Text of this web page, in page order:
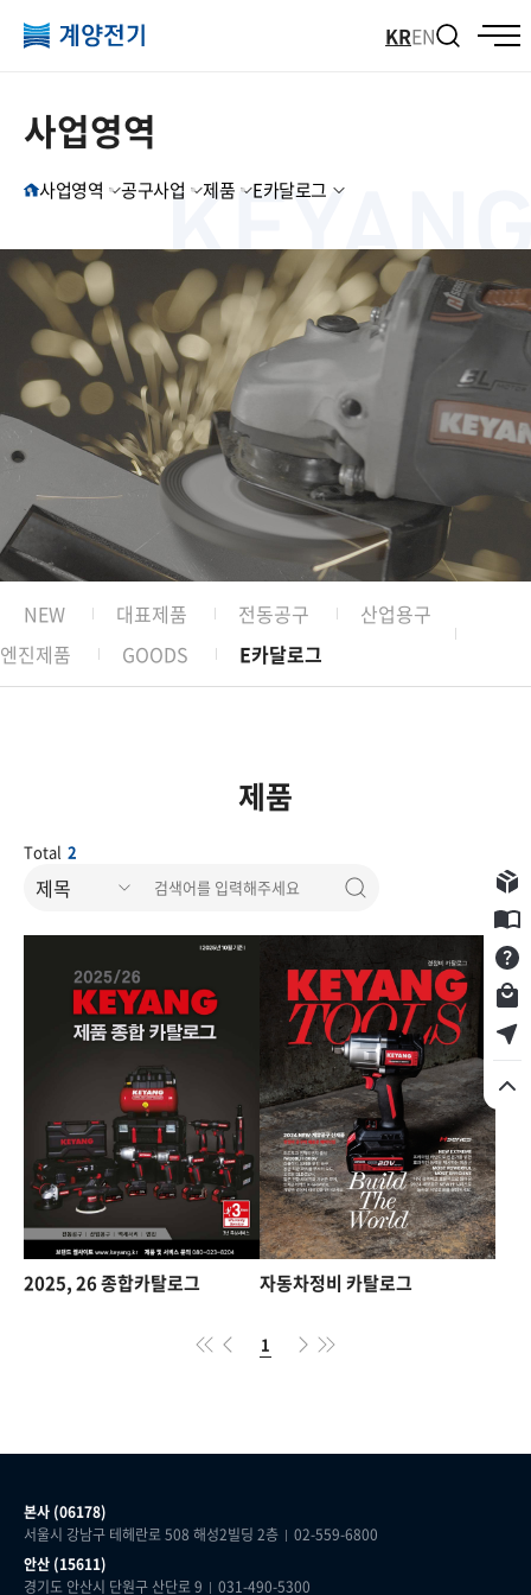
KREN
사업영역
사업영역 공구사업 제품 E카달로그
NEW 대표제품 전동공구
산업용구
엔진제품
GOODS E카달로그
제품
Total 2
제목
2025, 26 종합카탈로그 자동차정비 카탈로그
1
Q&A
쇼핑몰
서비스점 찾기
본사 (06178)
서울시 강남구 테헤란로 508 해성2빌딩 2층
02-559-6800
안산 (15611)
경기도 안산시 단원구 산단로 9
031-490-5300